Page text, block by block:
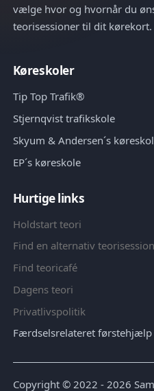
vælge hvor og hvornår du
teorisessioner til dit kørekort.
Køreskoler
Tip Top Trafik®
Stjernqvist trafikskole
Skyum & Andersen´s
EP´s køreskole
Hurtige links
Holdstart teori
Find en alternativ teorisession
Find teoricafé
Dagens teori
Privatlivspolitik
Færdselsrelateret
Copyright © 2022 - 2026